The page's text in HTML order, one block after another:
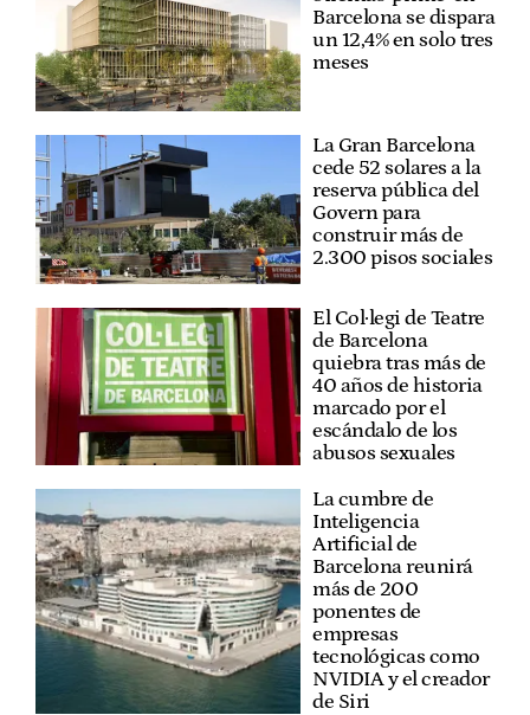
Barcelona se dispara
un 12,4% en solo tres
meses
La Gran Barcelona
cede 52 solares a la
reserva pública del
Govern para
construir más de
2.300 pisos sociales
El Col·legi de Teatre
de Barcelona
quiebra tras más de
40 años de historia
marcado por el
escándalo de los
abusos sexuales
La cumbre de
Inteligencia
Artificial de
Barcelona reunirá
más de 200
ponentes de
empresas
tecnológicas como
NVIDIA y el creador
de Siri